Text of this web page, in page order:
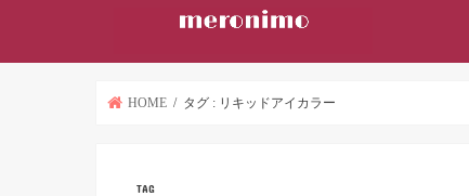
HOME タグ : リキッドアイカラー
TAG